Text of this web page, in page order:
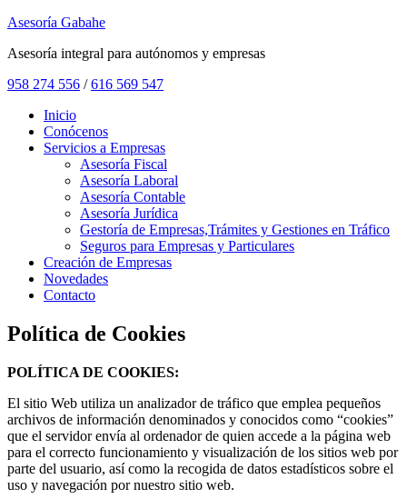
Asesoría Gabahe
Asesoría integral para autónomos y empresas
958 274 556 / 616 569 547
Inicio
Conócenos
Servicios a Empresas
Asesoría Fiscal
Asesoría Laboral
Asesoría Contable
Asesoría Jurídica
Gestoría de Empresas,Trámites y Gestiones en Tráfico
Seguros para Empresas y Particulares
Creación de Empresas
Novedades
Contacto
Política de Cookies
POLÍTICA DE COOKIES:
El sitio Web utiliza un analizador de tráfico que emplea pequeños
archivos de información denominados y conocidos como “cookies”
que el servidor envía al ordenador de quien accede a la página web
para el correcto funcionamiento y visualización de los sitios web por
parte del usuario, así como la recogida de datos estadísticos sobre el
uso y navegación por nuestro sitio web.